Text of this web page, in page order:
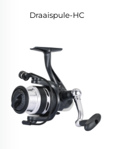
Draaispule-HC